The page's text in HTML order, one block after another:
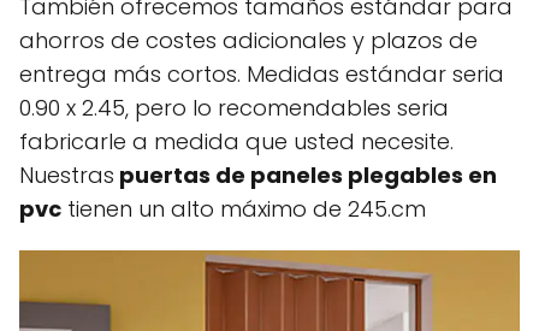
También ofrecemos tamaños estándar para
ahorros de costes adicionales y plazos de
entrega más cortos. Medidas estándar seria
0.90 x 2.45, pero lo recomendables seria
fabricarle a medida que usted necesite.
Nuestras puertas de paneles plegables en
pvc tienen un alto máximo de 245.cm